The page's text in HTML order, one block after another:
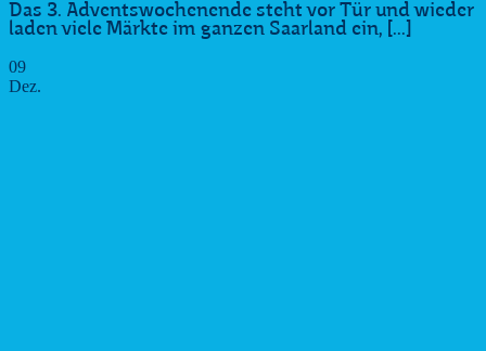
Das 3. Adventswochenende steht vor Tür und wieder
laden viele Märkte im ganzen Saarland ein, [...]
09
Dez.